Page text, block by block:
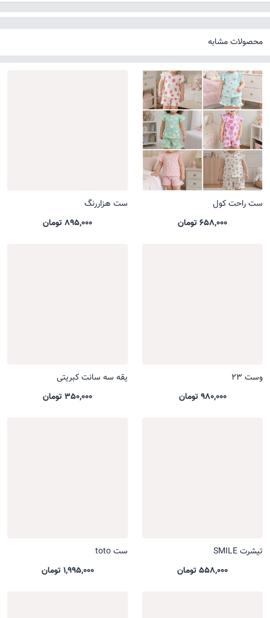
محصولات مشابه
ست راحت کول
658,000 تومان
ست هزاررنگ
895,000 تومان
وست 23
980,000 تومان
یقه سه سانت کبریتی
350,000 تومان
تیشرت SMILE
558,000 تومان
ست toto
1,995,000 تومان